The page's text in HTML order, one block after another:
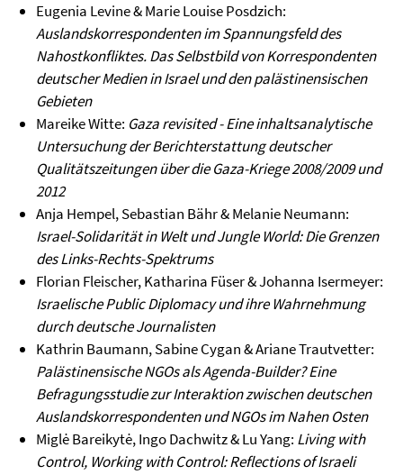
Eugenia Levine & Marie Louise Posdzich:
Auslandskorrespondenten im Spannungsfeld des
Nahostkonfliktes. Das Selbstbild von Korrespondenten
deutscher Medien in Israel und den palästinensischen
Gebieten
Mareike Witte: Gaza revisited - Eine inhaltsanalytische
Untersuchung der Berichterstattung deutscher
Qualitätszeitungen über die Gaza-Kriege 2008/2009 und
2012
Anja Hempel, Sebastian Bähr & Melanie Neumann:
Israel-Solidarität in Welt und Jungle World: Die Grenzen
des Links-Rechts-Spektrums
Florian Fleischer, Katharina Füser & Johanna Isermeyer:
Israelische Public Diplomacy und ihre Wahrnehmung
durch deutsche Journalisten
Kathrin Baumann, Sabine Cygan & Ariane Trautvetter:
Palästinensische NGOs als Agenda-Builder? Eine
Befragungsstudie zur Interaktion zwischen deutschen
Auslandskorrespondenten und NGOs im Nahen Osten
Miglė Bareikytė, Ingo Dachwitz & Lu Yang: Living with
Control, Working with Control: Reflections of Israeli